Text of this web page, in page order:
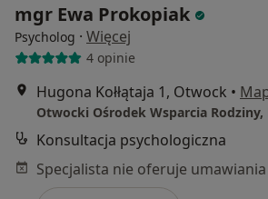
mgr Ewa Prokopiak
Psycholog · Więcej
4 opinie
Hugona Kołłątaja 1, Otwock •
Otwocki Ośrodek Wsparcia Rodziny,
Konsultacja psychologiczna